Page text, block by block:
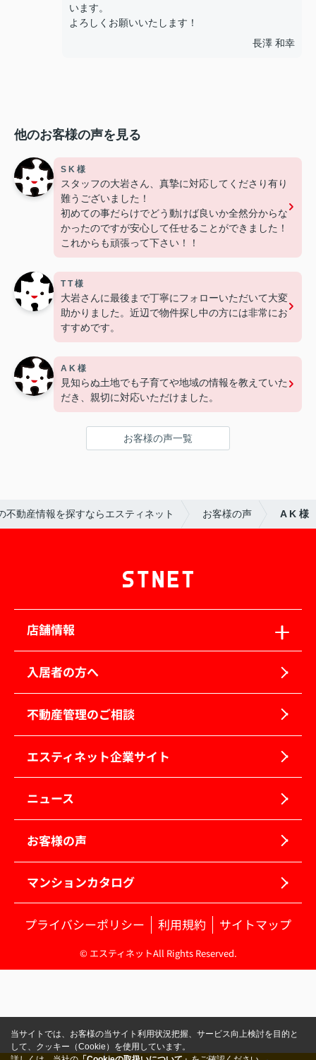
います。
よろしくお願いいたします！
長澤 和幸
他のお客様の声を見る
S K 様
スタッフの大岩さん、真摯に対応してくださり有り
難うございました！
初めての事だらけでどう動けば良いか全然分からな
かったのですが安心して任せることができました！
これからも頑張って下さい！！
T T 様
大岩さんに最後まで丁寧にフォローいただいて大変
助かりました。近辺で物件探し中の方には非常にお
すすめです。
A K 様
見知らぬ土地でも子育てや地域の情報を教えていた
だき、親切に対応いただけました。
お客様の声一覧
不動産情報を探すならエスティネット お客様の声 A K 様
店舗情報
入居者の方へ
不動産管理のご相談
エスティネット企業サイト
ニュース
お客様の声
マンションカタログ
プライバシーポリシー 利用規約 サイトマップ
© エスティネットAll Rights Reserved.
当サイトでは、お客様の当サイト利用状況把握、サービス向上検討を目的と
して、クッキー（Cookie）を使用しています。